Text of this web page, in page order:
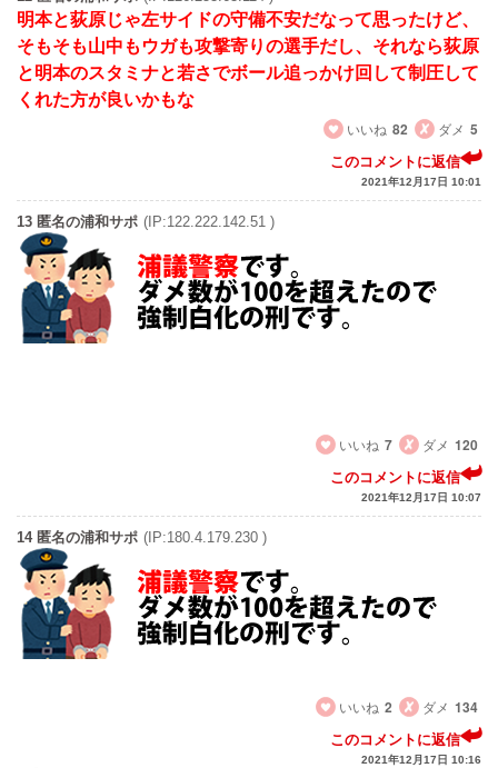
明本と荻原じゃ左サイドの守備不安だなって思ったけど、
そもそも山中もウガも攻撃寄りの選手だし、それなら荻原
と明本のスタミナと若さでボール追っかけ回して制圧して
くれた方が良いかもな
いいね 82 ダメ 5
このコメントに返信
2021年12月17日 10:01
13 匿名の浦和サポ (IP:122.222.142.51 )
いいね 7 ダメ 120
このコメントに返信
2021年12月17日 10:07
14 匿名の浦和サポ (IP:180.4.179.230 )
いいね 2 ダメ 134
このコメントに返信
2021年12月17日 10:16